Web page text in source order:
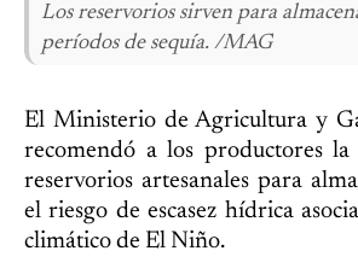
Los reservorios sirven para
períodos de sequía. /MAG
El Ministerio de Agricultura y
recomendó a los productores la
reservorios artesanales para
el riesgo de escasez hídrica
climático de El Niño.